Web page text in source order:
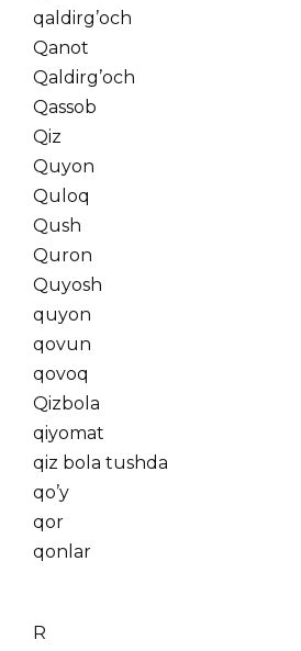
qaldirg’och
Qanot
Qaldirg’och
Qassob
Qiz
Quyon
Quloq
Qush
Quron
Quyosh
quyon
qovun
qovoq
Qizbola
qiyomat
qiz bola tushda
qo’y
qor
qonlar
R